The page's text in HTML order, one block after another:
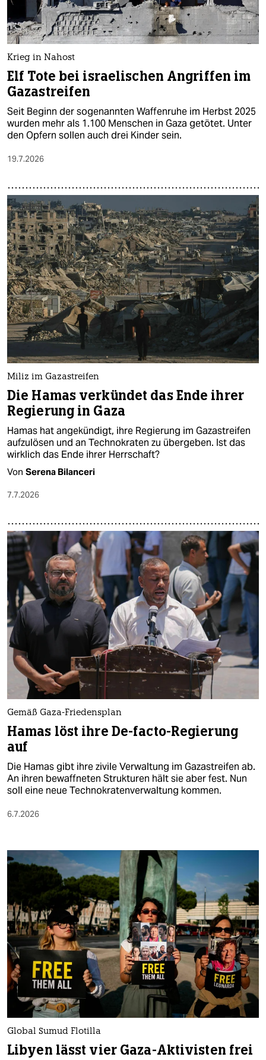
Krieg in Nahost
Elf Tote bei israelischen Angriffen im
Gazastreifen
Seit Beginn der sogenannten Waffenruhe im Herbst 2025
wurden mehr als 1.100 Menschen in Gaza getötet. Unter
den Opfern sollen auch drei Kinder sein.
19.7.2026
Miliz im Gazastreifen
Die Hamas verkündet das Ende ihrer
Regierung in Gaza
Hamas hat angekündigt, ihre Regierung im Gazastreifen
aufzulösen und an Technokraten zu übergeben. Ist das
wirklich das Ende ihrer Herrschaft?
Von Serena Bilanceri
7.7.2026
Gemäß Gaza-Friedensplan
Hamas löst ihre De-facto-Regierung
auf
Die Hamas gibt ihre zivile Verwaltung im Gazastreifen ab.
An ihren bewaffneten Strukturen hält sie aber fest. Nun
soll eine neue Technokratenverwaltung kommen.
6.7.2026
Global Sumud Flotilla
Libyen lässt vier Gaza-Aktivisten frei